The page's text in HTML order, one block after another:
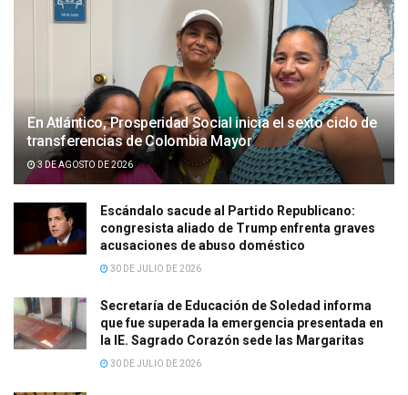
En Atlántico, Prosperidad Social inicia el sexto ciclo de
transferencias de Colombia Mayor
3 DE AGOSTO DE 2026
Escándalo sacude al Partido Republicano:
congresista aliado de Trump enfrenta graves
acusaciones de abuso doméstico
30 DE JULIO DE 2026
Secretaría de Educación de Soledad informa
que fue superada la emergencia presentada en
la IE. Sagrado Corazón sede las Margaritas
30 DE JULIO DE 2026